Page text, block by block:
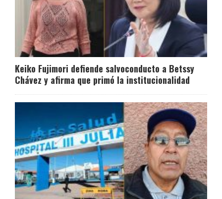
Keiko Fujimori defiende salvoconducto a Betssy
Chávez y afirma que primó la institucionalidad